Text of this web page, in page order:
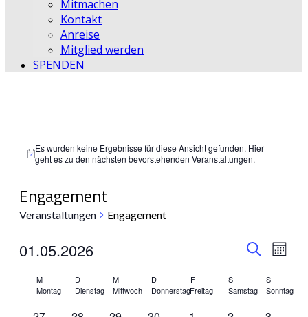
Mitmachen
Kontakt
Anreise
Mitglied werden
SPENDEN
Hinweis
Es wurden keine Ergebnisse für diese Ansicht gefunden. Hier
geht es zu dennächsten bevorstehenden Veranstaltungen.
Engagement
Veranstaltungen Engagement
Suche
und
Monat
01.05.2026
wählen.
Kalender
von
M
Montag
D
Dienstag
M
Mittwoch
D
Donnerstag
F
Freitag
S
Samstag
S
Sonntag